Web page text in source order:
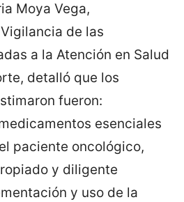
Moya Vega,
de las
a la Atención en Salud
detalló que los
fueron:
esenciales
paciente oncológico,
y diligente
y uso de la